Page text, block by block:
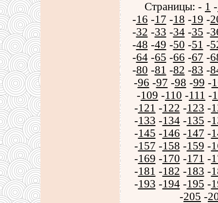
Страницы: - 1 -
-16 -17 -18 -19 -
-32 -33 -34-35 -
-48 -49 -50 -51 -
-64-65 -66 -67 -
-80 -81 -82 -83 -
-96 -97 -98 -99 -
-109 -110 -111 -
-121 -122 -123 -
-133 -134-135 -
-145 -146 -147 -
-157 -158 -159 -
-169 -170 -171 -
-181 -182 -183 -
-193 -194-195 -
-205 -